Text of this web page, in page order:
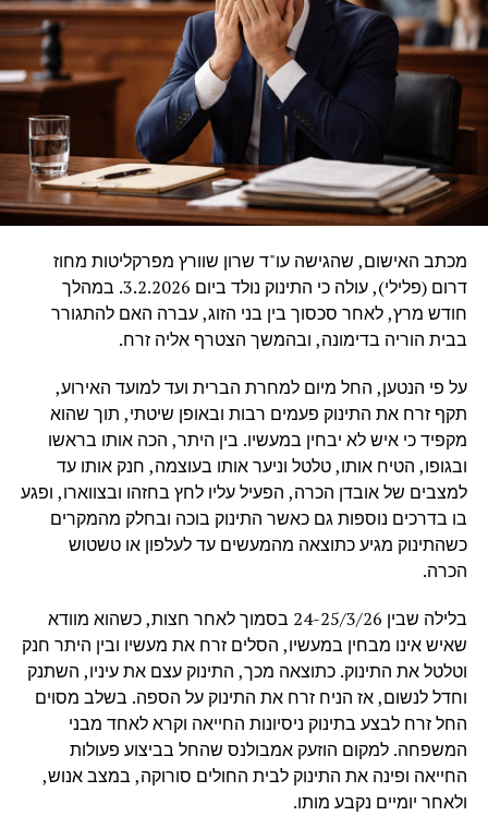
מכתב האישום, שהגישה עו"ד שרון שוורץ מפרקליטות מחוז
דרום (פלילי), עולה כי התינוק נולד ביום 3.2.2026. במהלך
חודש מרץ, לאחר סכסוך בין בני הזוג, עברה האם להתגורר
בבית הוריה בדימונה, ובהמשך הצטרף אליה זרח.
על פי הנטען, החל מיום למחרת הברית ועד למועד האירוע,
תקף זרח את התינוק פעמים רבות ובאופן שיטתי, תוך שהוא
מקפיד כי איש לא יבחין במעשיו. בין היתר, הכה אותו בראשו
ובגופו, הטיח אותו, טלטל וניער אותו בעוצמה, חנק אותו עד
למצבים של אובדן הכרה, הפעיל עליו לחץ בחזהו ובצווארו, ופגע
בו בדרכים נוספות גם כאשר התינוק בוכה ובחלק מהמקרים
כשהתינוק מגיע כתוצאה מהמעשים עד לעלפון או טשטוש
הכרה.
בלילה שבין 24-25/3/26 בסמוך לאחר חצות, כשהוא מוודא
שאיש אינו מבחין במעשיו, הסלים זרח את מעשיו ובין היתר חנק
וטלטל את התינוק. כתוצאה מכך, התינוק עצם את עיניו, השתנק
וחדל לנשום, אז הניח זרח את התינוק על הספה. בשלב מסוים
החל זרח לבצע בתינוק ניסיונות החייאה וקרא לאחד מבני
המשפחה. למקום הוזעק אמבולנס שהחל בביצוע פעולות
החייאה ופינה את התינוק לבית החולים סורוקה, במצב אנוש,
ולאחר יומיים נקבע מותו.